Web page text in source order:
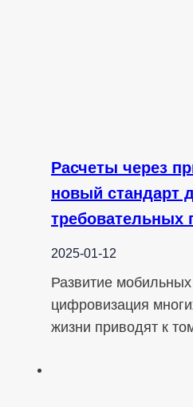
Расчеты через
новый стандарт
требовательных
2025-01-12
Развитие
цифровизация
жизни приводят к